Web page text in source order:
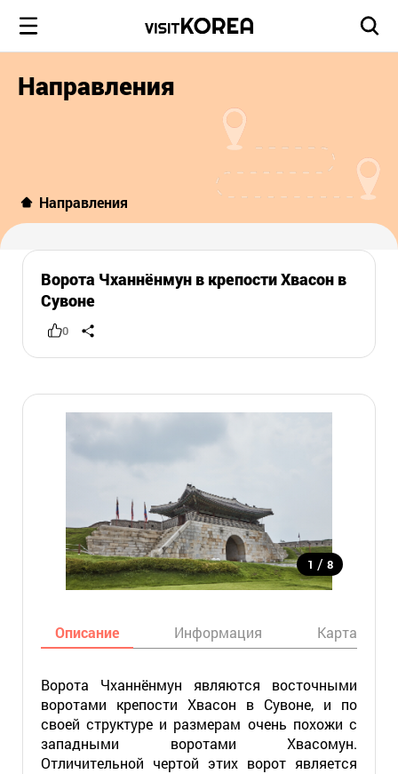
Направления
Направления
Ворота Чханнёнмун в крепости Хвасон в
Сувоне
0
1 / 8
Описание Информация Карта
Ворота Чханнёнмун являются восточными
воротами крепости Хвасон в Сувоне, и по
своей структуре и размерам очень похожи с
западными воротами Хвасомун.
Отличительной чертой этих ворот является